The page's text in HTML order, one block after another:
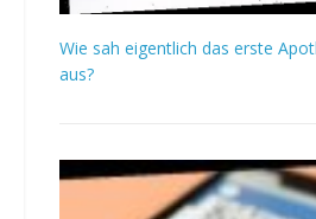
Wie sah eigentlich das erste
aus?